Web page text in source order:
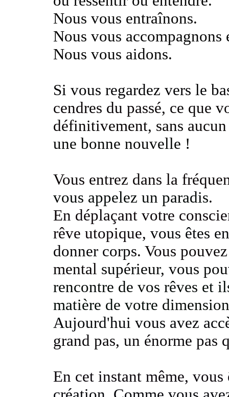
Nous vous entraînons.
Nous vous accompagnons
Nous vous aidons.
Si vous regardez vers le
cendres du passé, ce que
définitivement, sans
une bonne nouvelle !
Vous entrez dans la
vous appelez un paradis.
En déplaçant votre
rêve utopique,vous êtes
donner corps. Vous
mental supérieur, vous
rencontre de vos rêves et
matière de votre
Aujourd'hui vous avez
grand pas, un énorme pas
En cet instant même,